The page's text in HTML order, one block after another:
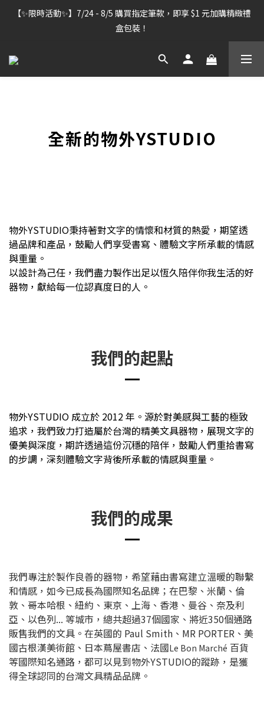
【雷雕訂單出貨暫停】7/30–8/7 進行機器維護，期間「含雷雕之
訂單」將暫停出貨，敬請見諒。
【✨限時活動✨】7/24 - 8/5 購買指定筆款，即享 $1 元加購精緻禮
盒包裝！
【雷雕訂單出貨暫停】7/30–8/7 進行機器維護，期間「含雷雕之
全新的物外YSTUDIO
物外YSTUDIO秉持著對文字的情懷和材質的熱愛，期望透
過品牌和產品，鼓勵人們享受書寫、體驗文字所承載的情感
與重量。
以設計為己任，我們盡力製作出足以恆久陪伴你我生活的好
器物，獻給每一位認真度日的人。
我們的起點
物外YSTUDIO 成立於 2012 年。源於對美感與工藝的極致
追求，我們致力打造屬於台灣的精美文具器物，展現文字的
優美與深度，期許透過這份沉穩的陪伴，鼓勵人們重拾書寫
的步調，深刻體驗文字背後所承載的情感與重量。
我們的成果
我們專注於製作良善的器物，希望藉由書寫建立溫暖的聯繫
和情感，如今已成長為國際知名品牌；在巴黎、米蘭、倫
敦、哥本哈根、紐約、東京、上海、香港、曼谷、奈及利
亞、以色列... 等城市，總共超過37個國家、將近350個通路
販售我們的文具。在英國的 Paul Smith、MR PORTER、美
國古根漢美術館、日本蔦屋書店、法國Le Bon Marché 百貨
等國際知名通路，都可以見到物外YSTUDIO的蹤跡，是獲
得全球認同的台灣文具精品品牌。